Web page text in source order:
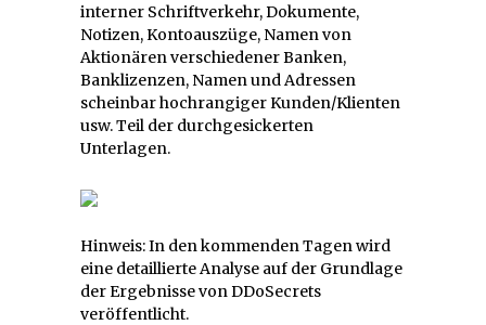
interner Schriftverkehr, Dokumente,
Notizen, Kontoauszüge, Namen von
Aktionären verschiedener Banken,
Banklizenzen, Namen und Adressen
scheinbar hochrangiger Kunden/Klienten
usw. Teil der durchgesickerten
Unterlagen.
Hinweis: In den kommenden Tagen wird
eine detaillierte Analyse auf der Grundlage
der Ergebnisse von DDoSecrets
veröffentlicht.